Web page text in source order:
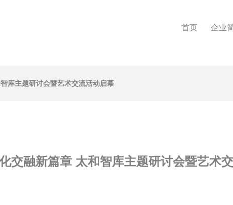
首页 企业
库主题研讨会暨艺术交流活动启幕
交融新篇章 太和智库主题研讨会暨艺术